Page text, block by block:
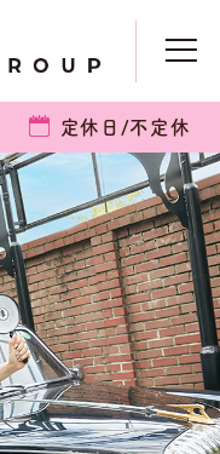
定休日/不定休